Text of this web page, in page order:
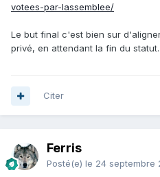
votees-par-lassemblee/
Le but final c'est bien sur
privé, en attendant la fin du statut.
Citer
Ferris
Posté(e) le 24 septembre